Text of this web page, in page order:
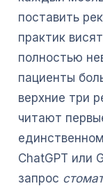
поставить
практик
полностью
пациенты
верхние три
читают
ChatGPT или
запрос